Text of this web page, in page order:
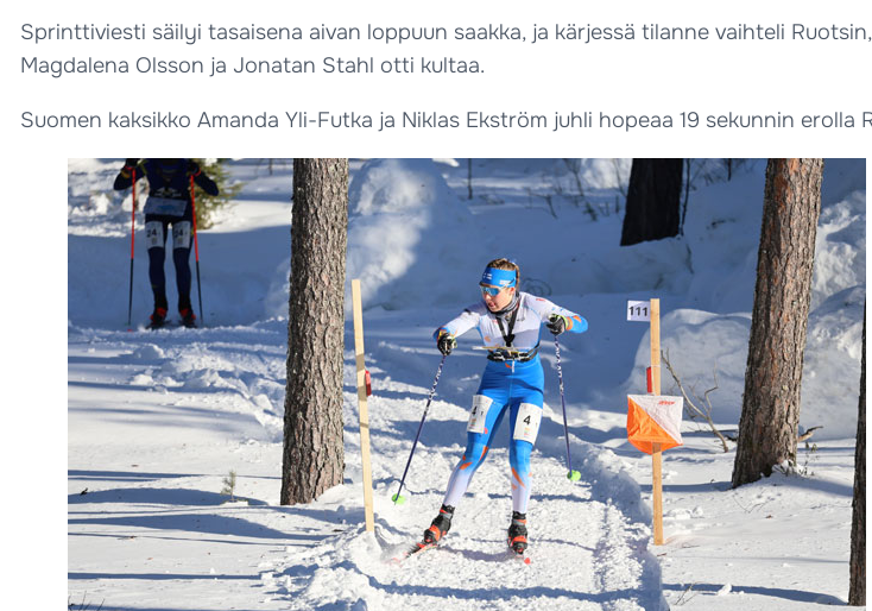
Sprinttiviesti säilyi tasaisena aivan loppuun saakka, ja kärjessä tilanne vaihteli
Magdalena Olsson ja Jonatan Stahl otti kultaa.
Suomen kaksikko Amanda Yli-Futka ja Niklas Ekström juhli hopeaa 19 sekunnin